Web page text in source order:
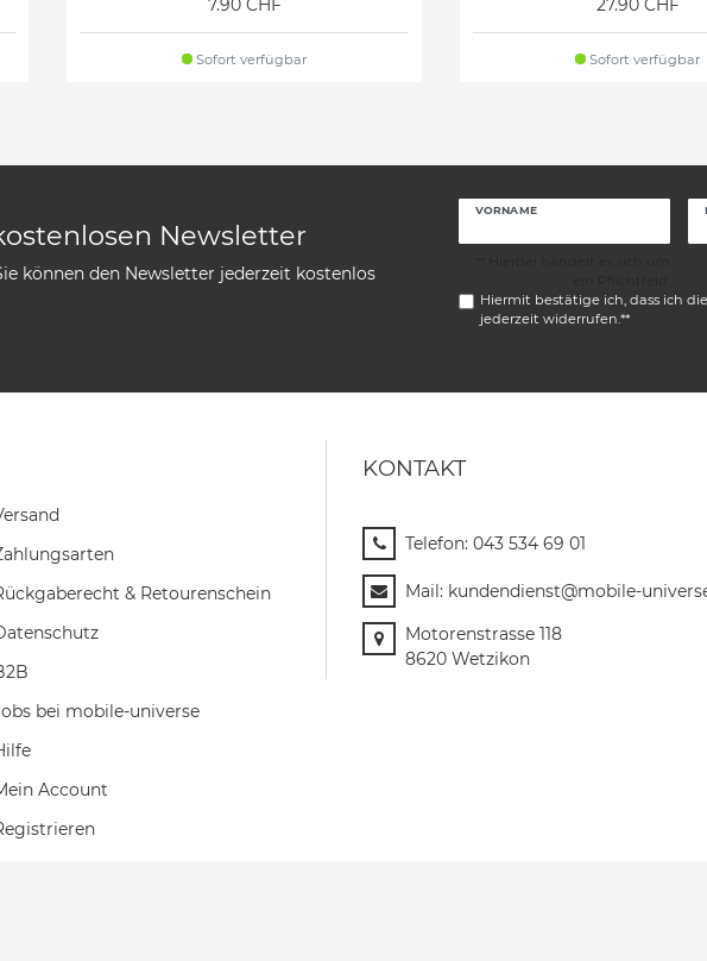
7.90 CHF
Sofort verfügbar
27.90 CHF
Sofort verfügbar
Newsletter
können den Newsletter jederzeit kostenlos
VORNAME
Hiermit bestätige ich, dass ich
jederzeit widerrufen.**
& Retourenschein
bei mobile-universe
Account
KONTAKT
Telefon: 043 534 69 01
Mail: kundendienst@mobile-
Motorenstrasse 118
8620 Wetzikon